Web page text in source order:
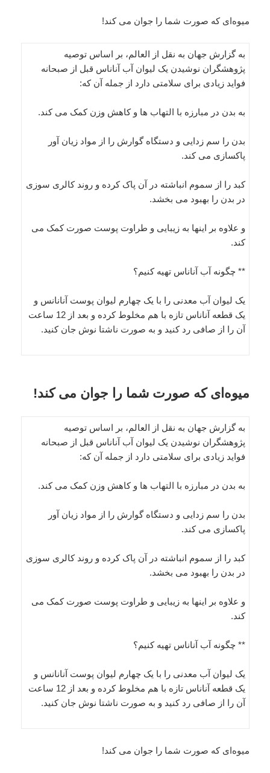
میوه‌ای که صورت شما را جوان می کند!
به گزارش جهان به نقل از العالم، بر اساس توصیه
پژوهشگران نوشیدن یک لیوان آب آناناس قبل از صبحانه
فواید زیادی برای سلامتی دارد از جمله آن که:
به بدن در مبارزه با التهاب ها و کاهش وزن کمک می کند.
بدن را سم زدایی و دستگاه گوارش را از مواد زیان آور
پاکسازی می کند.
کبد را از سموم انباشته در آن پاک کرده و روند کالری سوزی
در بدن را بهبود می بخشد.
و علاوه بر اینها به زیبایی و طراوت پوست صورت کمک می
کند.
** چگونه آب آناناس تهیه کنیم؟
یک لیوان آب معدنی را با یک چهارم لیوان پوست آنانانس و
یک قطعه آناناس تازه با هم مخلوط کرده و بعد از 12 ساعت
آن را از صافی رد کنید و به صورت ناشتا نوش جان کنید.
میوه‌ای که صورت شما را جوان می کند!
به گزارش جهان به نقل از العالم، بر اساس توصیه
پژوهشگران نوشیدن یک لیوان آب آناناس قبل از صبحانه
فواید زیادی برای سلامتی دارد از جمله آن که:
به بدن در مبارزه با التهاب ها و کاهش وزن کمک می کند.
بدن را سم زدایی و دستگاه گوارش را از مواد زیان آور
پاکسازی می کند.
کبد را از سموم انباشته در آن پاک کرده و روند کالری سوزی
در بدن را بهبود می بخشد.
و علاوه بر اینها به زیبایی و طراوت پوست صورت کمک می
کند.
** چگونه آب آناناس تهیه کنیم؟
یک لیوان آب معدنی را با یک چهارم لیوان پوست آنانانس و
یک قطعه آناناس تازه با هم مخلوط کرده و بعد از 12 ساعت
آن را از صافی رد کنید و به صورت ناشتا نوش جان کنید.
میوه‌ای که صورت شما را جوان می کند!